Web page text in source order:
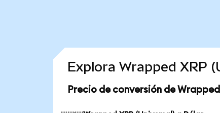
Explora Wrapped XRP
Precio de conversión de